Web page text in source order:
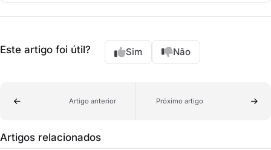
Este artigo foi útil? Sim Não
Artigo anterior Próximo artigo
Artigos relacionados